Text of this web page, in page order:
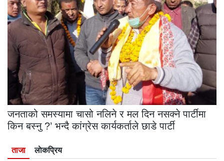
जनताको समस्यामा चासो नलिने र मल दिन नसक्ने पार्टीमा
किन बस्नु ?’ भन्दै कांग्रेस कार्यकर्ताले छाडे पार्टी
ताजा लाेकप्रिय